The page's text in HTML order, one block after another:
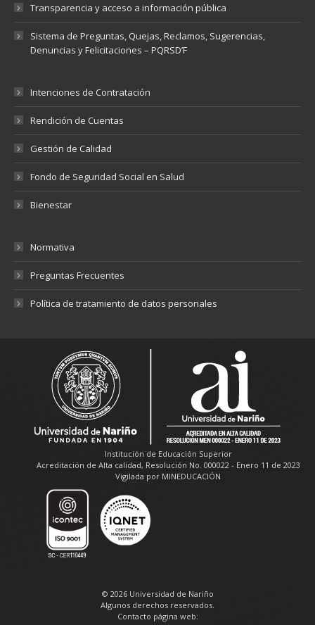
Transparencia y acceso a información pública
Sistema de Preguntas, Quejas, Reclamos, Sugerencias,
Denuncias y Felicitaciones – PQRSD’F
Intenciones de Contratación
Rendición de Cuentas
Gestión de Calidad
Fondo de Seguridad Social en Salud
Bienestar
Normativa
Preguntas Frecuentes
Política de tratamiento de datos personales
Institución de Educación Superior
Acreditación de Alta calidad, Resolución No. 000022 - Enero 11 de 2023
Vigilada por MINEDUCACIÓN
© 2026 Universidad de Nariño
Algunos derechos reservados.
Contacto página web: